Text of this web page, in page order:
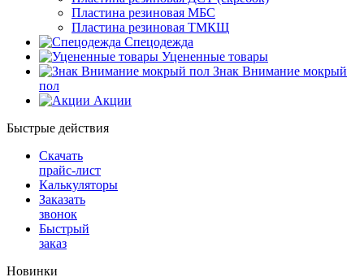
Пластина резиновая МБС
Пластина резиновая ТМКЩ
Спецодежда
Уцененные товары
Знак Внимание мокрый
пол
Акции
Быстрые действия
Скачать
прайс-лист
Калькуляторы
Заказать
звонок
Быстрый
заказ
Новинки